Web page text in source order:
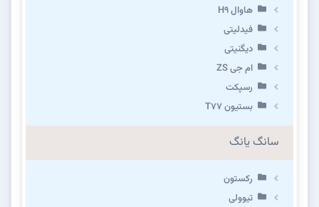
هاوال H۹
فیدلیتی
دیگنیتی
ام جی ZS
رسپکت
بستیون T۷۷
سانگ یانگ
رکستون
تیوولی